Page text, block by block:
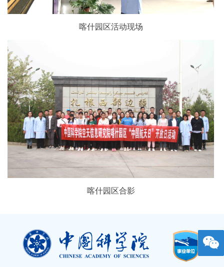
喀什园区活动现场
喀什园区合影